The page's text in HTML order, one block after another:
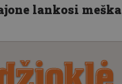
lankosi meška